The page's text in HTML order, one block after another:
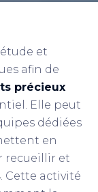
et
afin de
précieux
Elle peut
dédiées
en
recueillir et
. Cette activité